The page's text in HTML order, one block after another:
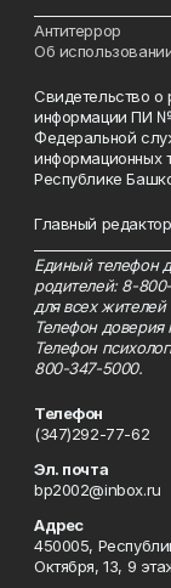
Антитеррор
Об
Свидетельство о
информации ПИ №
Федеральной
информационных
Республике
Главный
Единый телефон
родителей: 8-
для всех жителей
Телефон доверия
Телефон
800-347-5000.
Телефон
(347)292-77-62
Эл. почта
bp2002@inbox.ru
Адрес
450005,
Октября, 13, 9